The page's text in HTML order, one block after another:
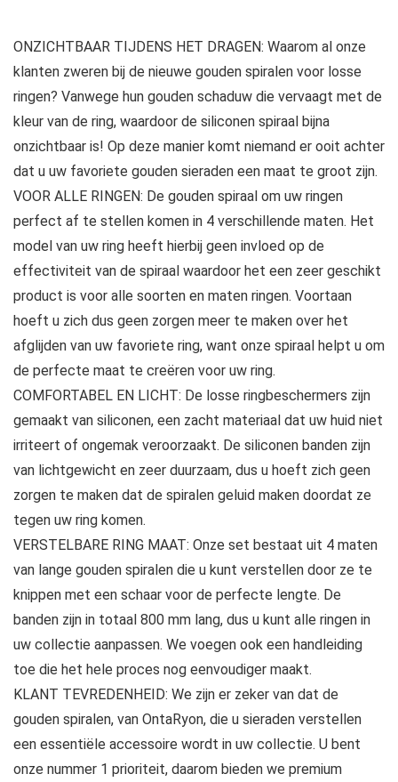
ONZICHTBAAR TIJDENS HET DRAGEN: Waarom al onze
klanten zweren bij de nieuwe gouden spiralen voor losse
ringen? Vanwege hun gouden schaduw die vervaagt met de
kleur van de ring, waardoor de siliconen spiraal bijna
onzichtbaar is! Op deze manier komt niemand er ooit achter
dat u uw favoriete gouden sieraden een maat te groot zijn.
VOOR ALLE RINGEN: De gouden spiraal om uw ringen
perfect af te stellen komen in 4 verschillende maten. Het
model van uw ring heeft hierbij geen invloed op de
effectiviteit van de spiraal waardoor het een zeer geschikt
product is voor alle soorten en maten ringen. Voortaan
hoeft u zich dus geen zorgen meer te maken over het
afglijden van uw favoriete ring, want onze spiraal helpt u om
de perfecte maat te creëren voor uw ring.
COMFORTABEL EN LICHT: De losse ringbeschermers zijn
gemaakt van siliconen, een zacht materiaal dat uw huid niet
irriteert of ongemak veroorzaakt. De siliconen banden zijn
van lichtgewicht en zeer duurzaam, dus u hoeft zich geen
zorgen te maken dat de spiralen geluid maken doordat ze
tegen uw ring komen.
VERSTELBARE RING MAAT: Onze set bestaat uit 4 maten
van lange gouden spiralen die u kunt verstellen door ze te
knippen met een schaar voor de perfecte lengte. De
banden zijn in totaal 800 mm lang, dus u kunt alle ringen in
uw collectie aanpassen. We voegen ook een handleiding
toe die het hele proces nog eenvoudiger maakt.
KLANT TEVREDENHEID: We zijn er zeker van dat de
gouden spiralen, van OntaRyon, die u sieraden verstellen
een essentiële accessoire wordt in uw collectie. U bent
onze nummer 1 prioriteit, daarom bieden we premium